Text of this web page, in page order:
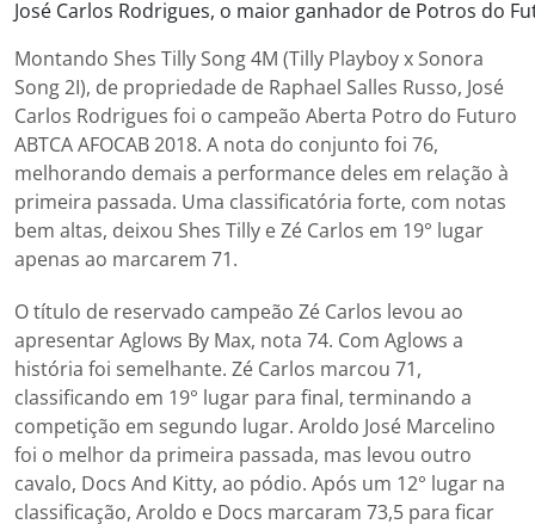
José Carlos Rodrigues, o maior ganhador de Potros do
Montando Shes Tilly Song 4M (Tilly Playboy x Sonora
Song 2I), de propriedade de Raphael Salles Russo, José
Carlos Rodrigues foi o campeão Aberta Potro do Futuro
ABTCA AFOCAB 2018. A nota do conjunto foi 76,
melhorando demais a performance deles em relação à
primeira passada. Uma classificatória forte, com notas
bem altas, deixou Shes Tilly e Zé Carlos em 19° lugar
apenas ao marcarem 71.
O título de reservado campeão Zé Carlos levou ao
apresentar Aglows By Max, nota 74. Com Aglows a
história foi semelhante. Zé Carlos marcou 71,
classificando em 19° lugar para final, terminando a
competição em segundo lugar. Aroldo José Marcelino
foi o melhor da primeira passada, mas levou outro
cavalo, Docs And Kitty, ao pódio. Após um 12° lugar na
classificação, Aroldo e Docs marcaram 73,5 para ficar